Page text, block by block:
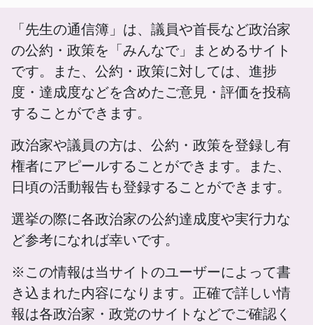
「先生の通信簿」は、議員や首長など政治家
の公約・政策を「みんなで」まとめるサイト
です。また、公約・政策に対しては、進捗
度・達成度などを含めたご意見・評価を投稿
することができます。
政治家や議員の方は、公約・政策を登録し有
権者にアピールすることができます。また、
日頃の活動報告も登録することができます。
選挙の際に各政治家の公約達成度や実行力な
ど参考になれば幸いです。
※この情報は当サイトのユーザーによって書
き込まれた内容になります。正確で詳しい情
報は各政治家・政党のサイトなどでご確認く